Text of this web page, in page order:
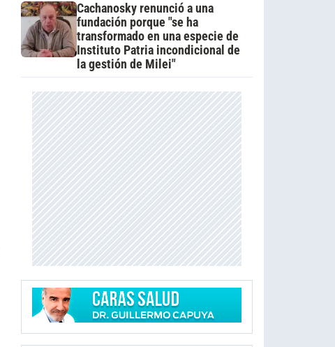
Cachanosky renunció a una
fundación porque "se ha
transformado en una especie de
Instituto Patria incondicional de
la gestión de Milei"